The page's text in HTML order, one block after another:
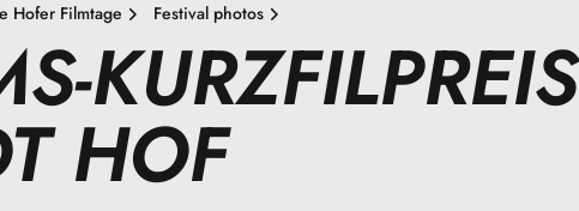
Hofer Filmtage Festival photos
KURZFILPREIS
HOF